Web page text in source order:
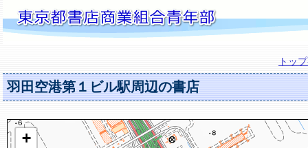
トッ
羽田空港第１ビル駅周辺の書店
+